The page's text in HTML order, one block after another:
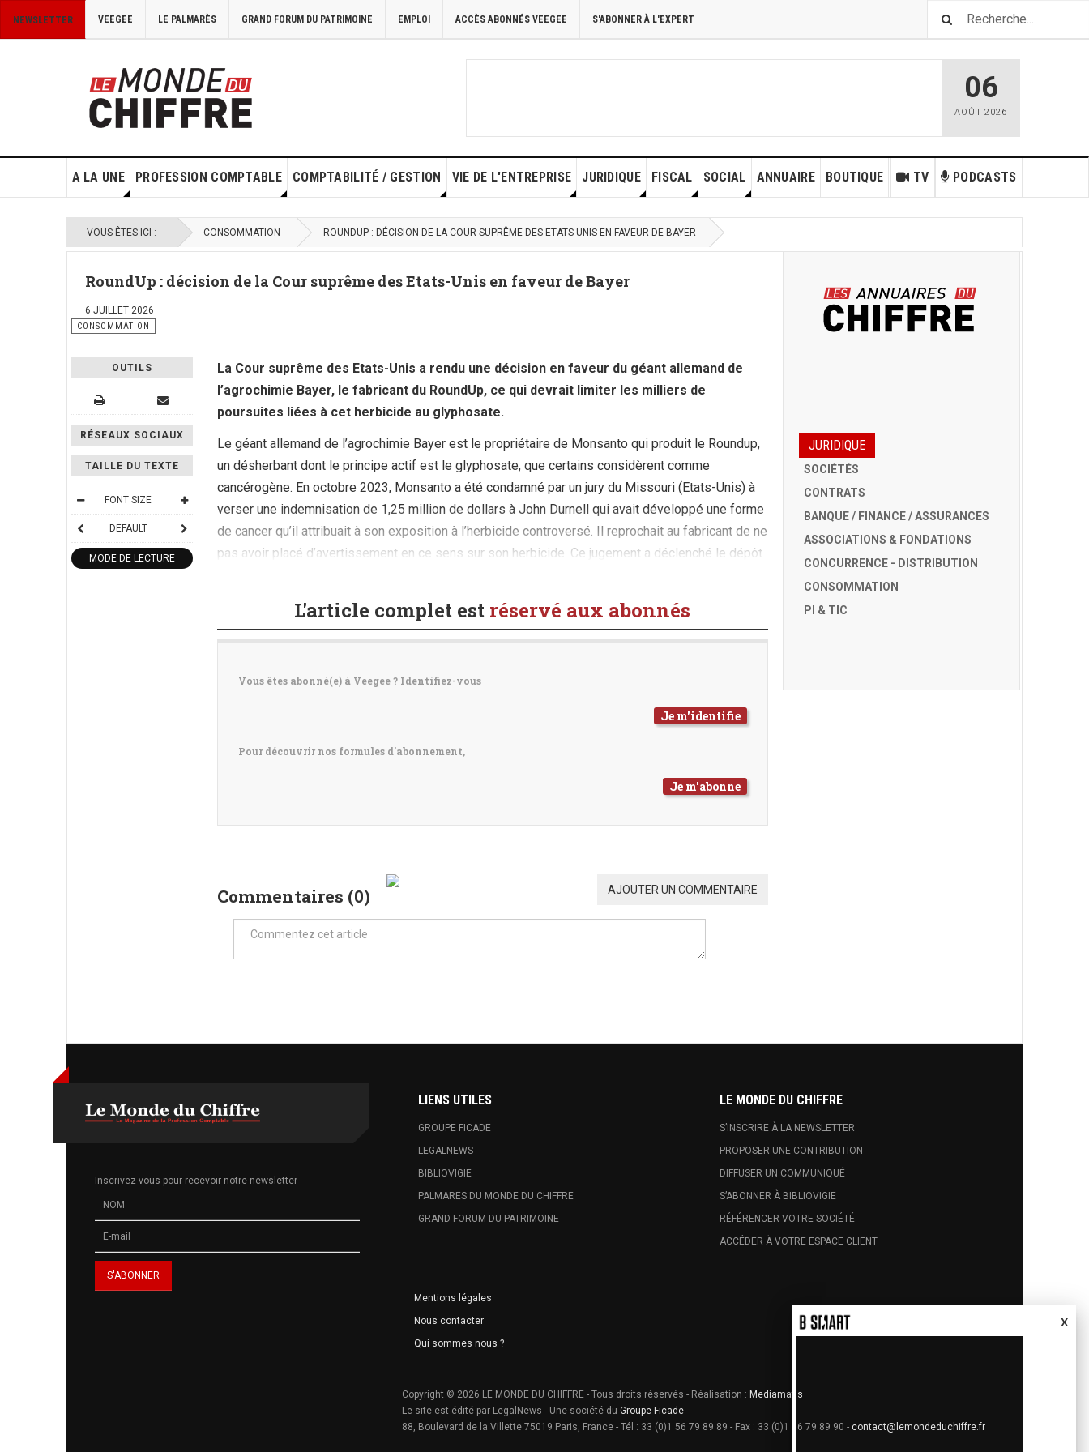
NEWSLETTER VEEGEE LE PALMARÈS GRAND FORUM DU PATRIMOINE EMPLOI ACCÈS ABONNÉS VEEGEE S'ABONNER À L'EXPERT
06
AOÛT 2026
A LA UNE PROFESSION COMPTABLE COMPTABILITÉ / GESTION VIE DE L'ENTREPRISE JURIDIQUE FISCAL SOCIAL ANNUAIRE PODCASTS
TV
BOUTIQUE
VOUS ÊTES ICI : CONSOMMATION ROUNDUP : DÉCISION DE LA COUR SUPRÊME DES ETATS-UNIS EN FAVEUR DE BAYER
RoundUp : décision de la Cour suprême des Etats-Unis en faveur de Bayer
6 JUILLET 2026
CONSOMMATION
OUTILS
RÉSEAUX SOCIAUX
TAILLE DU TEXTE
FONT SIZE
DEFAULT
MODE DE LECTURE
La Cour suprême des Etats-Unis a rendu une décision en faveur du géant allemand de
l’agrochimie Bayer, le fabricant du RoundUp, ce qui devrait limiter les milliers de
poursuites liées à cet herbicide au glyphosate.
Le géant allemand de l’agrochimie Bayer est le propriétaire de Monsanto qui produit le Roundup,
un désherbant dont le principe actif est le glyphosate, que certains considèrent comme
cancérogène. En octobre 2023, Monsanto a été condamné par un jury du Missouri (Etats-Unis) à
verser une indemnisation de 1,25 million de dollars à John Durnell qui avait développé une forme
de cancer qu’il attribuait à son exposition à l’herbicide controversé. Il reprochait au fabricant de ne
pas avoir placé d’avertissement en ce sens sur son herbicide. Ce jugement a déclenché le dépôt
L'article complet est réservé aux abonnés
Vous êtes abonné(e) à Veegee ? Identifiez-vous
Je m'identifie
Pour découvrir nos formules d'abonnement,
Je m'abonne
Commentaires (0) AJOUTER UN COMMENTAIRE
JURIDIQUE
SOCIÉTÉS
CONTRATS
BANQUE / FINANCE / ASSURANCES
ASSOCIATIONS & FONDATIONS
CONCURRENCE - DISTRIBUTION
CONSOMMATION
PI & TIC
Inscrivez-vous pour recevoir notre newsletter
LIENS UTILES
GROUPE FICADE
LEGALNEWS
BIBLIOVIGIE
PALMARES DU MONDE DU CHIFFRE
GRAND FORUM DU PATRIMOINE
LE MONDE DU CHIFFRE
S’INSCRIRE À LA NEWSLETTER
PROPOSER UNE CONTRIBUTION
DIFFUSER UN COMMUNIQUÉ
S’ABONNER À BIBLIOVIGIE
RÉFÉRENCER VOTRE SOCIÉTÉ
ACCÉDER À VOTRE ESPACE CLIENT
Mentions légales
Nous contacter
Qui sommes nous ?
Copyright © 2026 LE MONDE DU CHIFFRE - Tous droits réservés - Réalisation : Mediamatis
Le site est édité par LegalNews - Une société duGroupe Ficade
88, Boulevard de la Villette 75019 Paris, France - Tél : 33 (0)1 56 79 89 89 - Fax : 33 (0)1 56 79 89 90 - contact@lemondeduchiffre.fr
X